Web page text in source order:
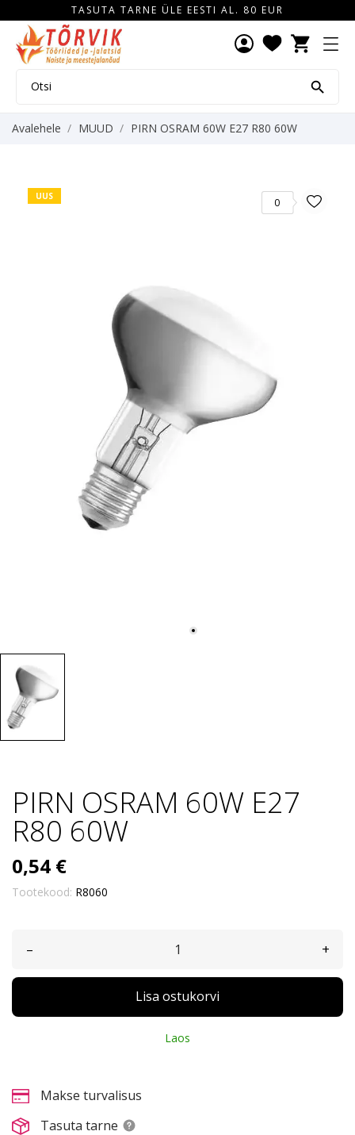
TASUTA TARNE ÜLE EESTI AL. 80 EUR
shopping_cart

Avalehele MUUD PIRN OSRAM 60W E27 R80 60W
UUS 0
PIRN OSRAM 60W E27
R80 60W
0,54 €
Tootekood: R8060
– +
Lisa ostukorvi
Laos
Makse turvalisus
Tasuta tarne